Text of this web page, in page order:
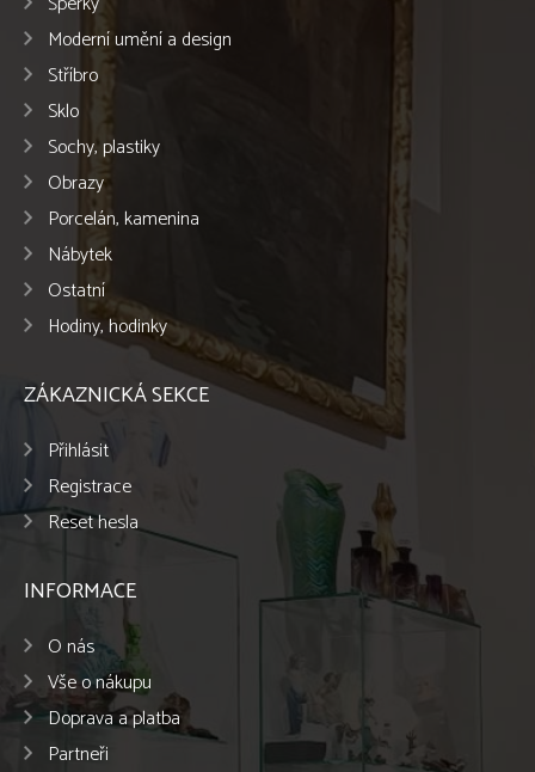
Moderní umění a design
Stříbro
Sklo
Sochy, plastiky
Obrazy
Porcelán, kamenina
Nábytek
Ostatní
Hodiny, hodinky
ZÁKAZNICKÁ SEKCE
Přihlásit
Registrace
Reset hesla
INFORMACE
O nás
Vše o nákupu
Doprava a platba
Partneři